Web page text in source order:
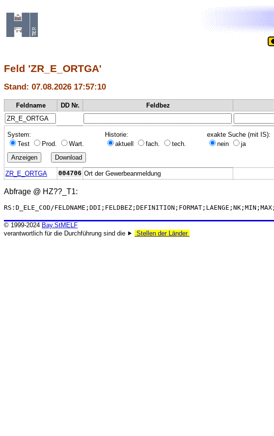
Feld 'ZR_E_ORTGA'
Stand: 07.08.2026 17:57:10
Feldname DD Nr. Feldbez
System:
Test
Prod. Wart.
Historie:
aktuell
fach. tech.
exakte Suche (mit IS):
nein
ja
ZR_E_ORTGA 004706 Ort der Gewerbeanmeldung
Abfrage @ HZ??_T1:
RS:D_ELE_COD/
© 1999-2024 Bay.StMELF
verantwortlich für die Durchführung sind die ⯈
Stellen der Länder